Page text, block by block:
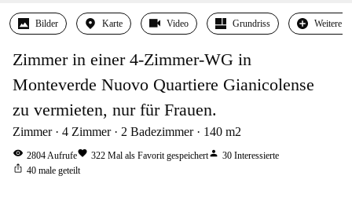
Bilder Karte Video Grundriss Weitere
Zimmer in einer 4-Zimmer-WG in
Monteverde Nuovo Quartiere Gianicolense
zu vermieten, nur für Frauen.
Zimmer 4 Zimmer 2 Badezimmer 140 m2
visibility 2804Aufrufefavorite 322 Mal als Favorit gespeichertperson 30 Interessierte
ios_share 40 male geteilt